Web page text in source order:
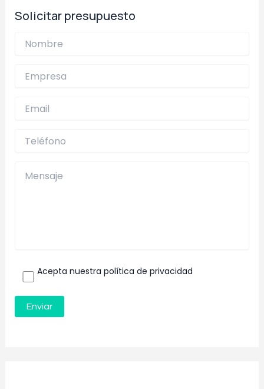
Solicitar presupuesto
Acepta nuestra política de privacidad